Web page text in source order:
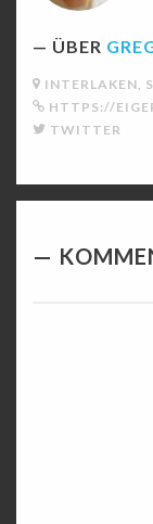
ÜBER
INTERLAKEN,
HTTPS://
TWITTER